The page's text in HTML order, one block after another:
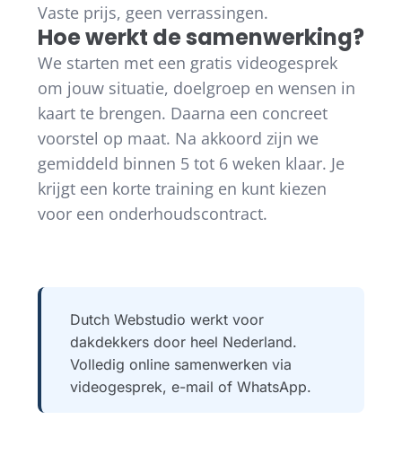
Vaste prijs, geen verrassingen.
Hoe werkt de samenwerking?
We starten met een gratis videogesprek
om jouw situatie, doelgroep en wensen in
kaart te brengen. Daarna een concreet
voorstel op maat. Na akkoord zijn we
gemiddeld binnen 5 tot 6 weken klaar. Je
krijgt een korte training en kunt kiezen
voor een onderhoudscontract.
Dutch Webstudio werkt voor
dakdekkers door heel Nederland.
Volledig online samenwerken via
videogesprek, e-mail of WhatsApp.